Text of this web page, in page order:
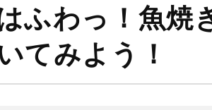
ふわっ！魚焼
てみよう！